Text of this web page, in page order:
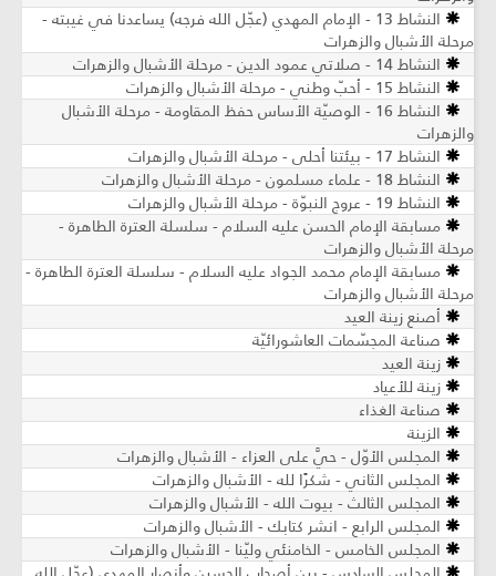
النشاط 13 - الإمام المهدي (عجّل الله فرجه) يساعدنا في غيبته -
مرحلة الأشبال والزهرات
النشاط 14 - صلاتي عمود الدين - مرحلة الأشبال والزهرات
النشاط 15 - أحبّ وطني - مرحلة الأشبال والزهرات
النشاط 16 - الوصيّة الأساس حفظ المقاومة - مرحلة الأشبال
والزهرات
النشاط 17 - بيئتنا أحلى - مرحلة الأشبال والزهرات
النشاط 18 - علماء مسلمون - مرحلة الأشبال والزهرات
النشاط 19 - عروج النبوّة - مرحلة الأشبال والزهرات
مسابقة الإمام الحسن عليه السلام - سلسلة العترة الطاهرة -
مرحلة الأشبال والزهرات
مسابقة الإمام محمد الجواد عليه السلام - سلسلة العترة الطاهرة -
مرحلة الأشبال والزهرات
أصنع زينة العيد
صناعة المجسّمات العاشورائيّة
زينة العيد
زينة للأعياد
صناعة الغذاء
الزينة
المجلس الأوّل - حيَّ على العزاء - الأشبال والزهرات
المجلس الثاني - شكرًا لله - الأشبال والزهرات
المجلس الثالث - بيوت الله - الأشبال والزهرات
المجلس الرابع - انشر كتابك - الأشبال والزهرات
المجلس الخامس - الخامنئي وليّنا - الأشبال والزهرات